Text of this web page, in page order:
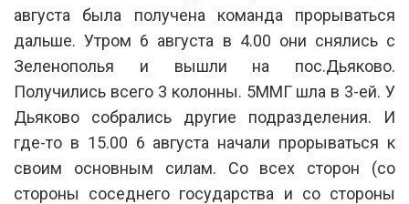
августа была получена команда прорываться
дальше. Утром 6 августа в 4.00 они снялись с
Зеленополья и вышли на пос.Дьяково.
Получились всего 3 колонны. 5ММГ шла в 3-ей. У
Дьяково собрались другие подразделения. И
где-то в 15.00 6 августа начали прорываться к
своим основным силам. Со всех сторон (со
стороны соседнего государства и со стороны